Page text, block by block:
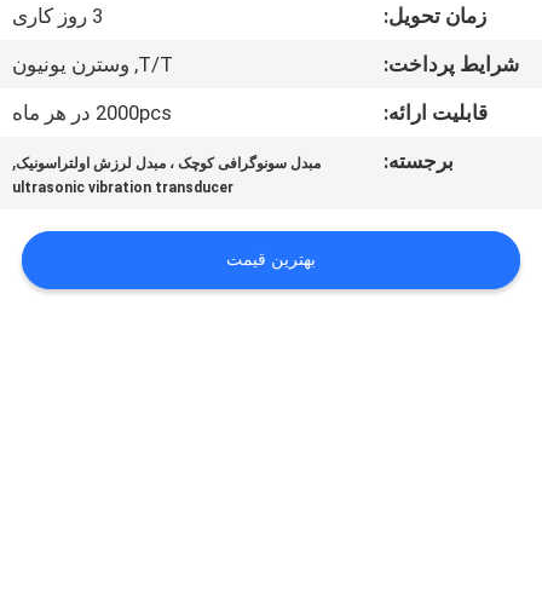
ما
تماس
اخبار
موارد
زمان تحویل:
3 روز کاری
شرایط پرداخت:
T/T, وسترن یونیون
قابلیت ارائه:
2000pcs در هر ماه
برجسته:
مبدل سونوگرافی کوچک ، مبدل لرزش اولتراسونیک,
ultrasonic vibration transducer
بهترین قیمت